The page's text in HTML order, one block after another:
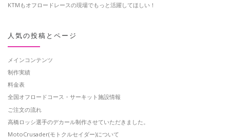
KTMもオフロードレースの現場でもっと活躍してほしい！
人気の投稿とページ
メインコンテンツ
制作実績
料金表
全国オフロードコース・サーキット施設情報
ご注文の流れ
高橋ロッシ選手のデカール制作させていただきました。
MotoCrusader(モトクルセイダー)について